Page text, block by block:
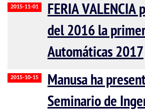
2015-11-01
FERIA
del 2016 la
Automáticas 2017
2015-10-15
Manusa ha
Seminario de